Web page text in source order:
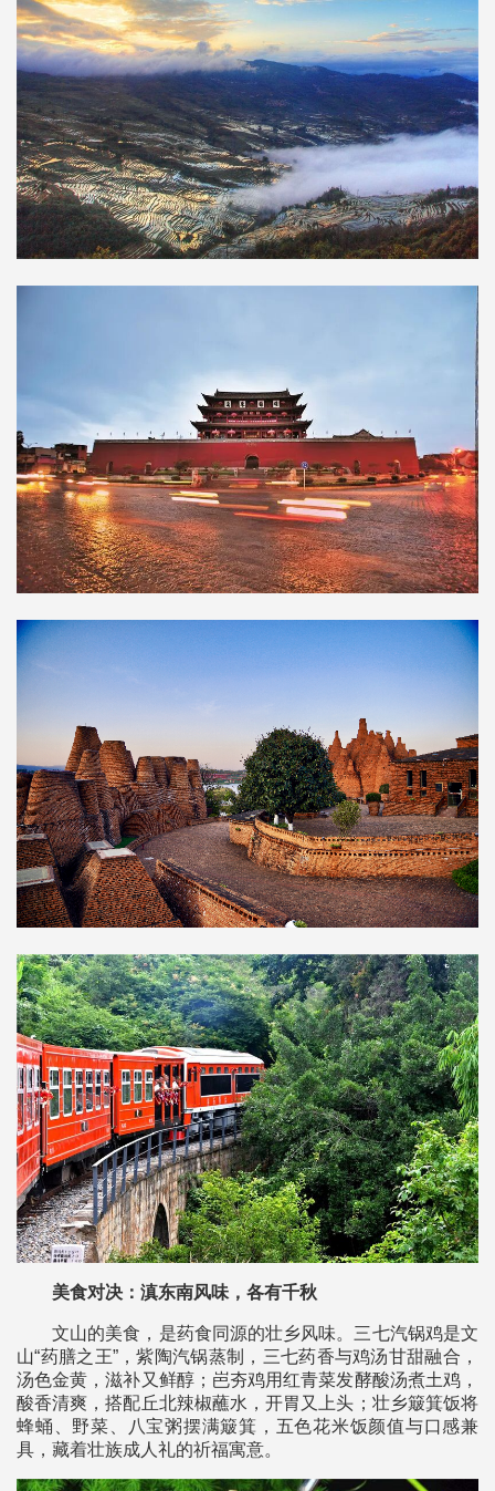
美食对决：滇东南风味，各有千秋
文山的美食，是药食同源的壮乡风味。三七汽锅鸡是文
山“药膳之王”，紫陶汽锅蒸制，三七药香与鸡汤甘甜融合，
汤色金黄，滋补又鲜醇；岜夯鸡用红青菜发酵酸汤煮土鸡，
酸香清爽，搭配丘北辣椒蘸水，开胃又上头；壮乡簸箕饭将
蜂蛹、野菜、八宝粥摆满簸箕，五色花米饭颜值与口感兼
具，藏着壮族成人礼的祈福寓意。